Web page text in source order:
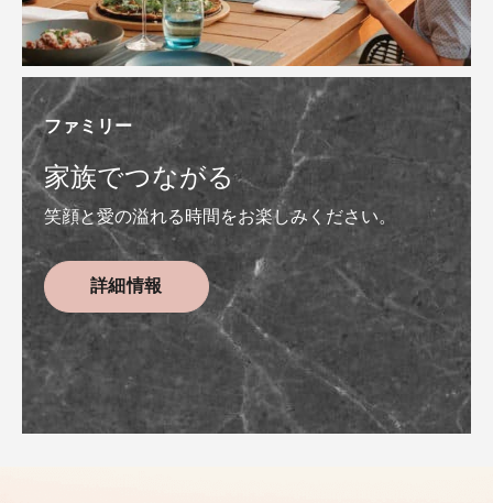
家族でつながる
ファミリー
笑顔と愛の溢れる時間をお楽しみください。
詳細情報